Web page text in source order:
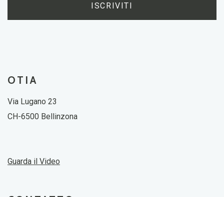
ISCRIVITI
OTIA
Via Lugano 23
CH-6500 Bellinzona
Guarda il Video